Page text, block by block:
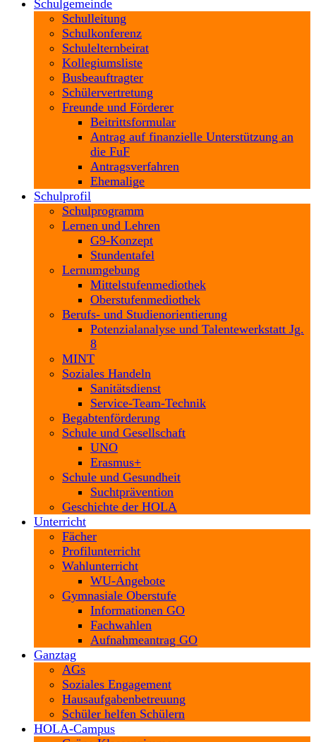
Schulgemeinde
Schulleitung
Schulkonferenz
Schulelternbeirat
Kollegiumsliste
Busbeauftragter
Schülervertretung
Freunde und Förderer
Beitrittsformular
Antrag auf finanzielle Unterstützung an
die FuF
Antragsverfahren
Ehemalige
Schulprofil
Schulprogramm
Lernen und Lehren
G9-Konzept
Stundentafel
Lernumgebung
Mittelstufenmediothek
Oberstufenmediothek
Berufs- und Studienorientierung
Potenzialanalyse und Talentewerkstatt Jg.
8
MINT
Soziales Handeln
Sanitätsdienst
Service-Team-Technik
Begabtenförderung
Schule und Gesellschaft
UNO
Erasmus+
Schule und Gesundheit
Suchtprävention
Geschichte der HOLA
Unterricht
Fächer
Profilunterricht
Wahlunterricht
WU-Angebote
Gymnasiale Oberstufe
Informationen GO
Fachwahlen
Aufnahmeantrag GO
Ganztag
AGs
Soziales Engagement
Hausaufgabenbetreuung
Schüler helfen Schülern
HOLA-Campus